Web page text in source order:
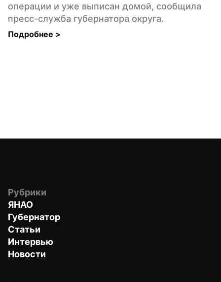
операции и уже выписан домой, сообщила
пресс-служба губернатора округа.
Подробнее >
Рубрики
ЯНАО
Губернатор
Статьи
Интервью
Новости